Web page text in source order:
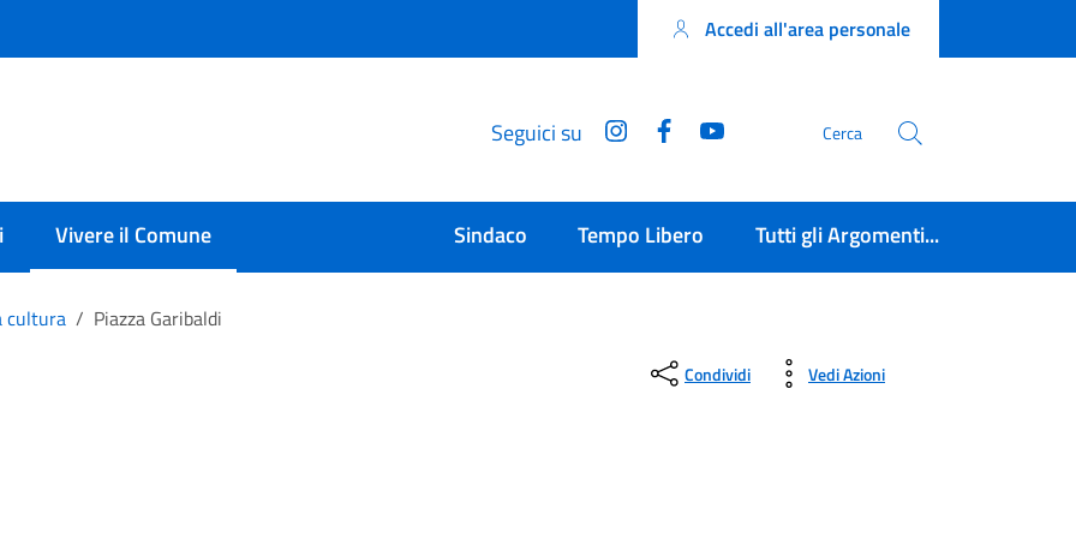
Accedi all'area personale
Seguici su InstagramFacebook Cerca
Vivere il Comune Sindaco Tempo Libero Tutti gli Argomenti...
cultura Piazza Garibaldi
Condividi Vedi Azioni